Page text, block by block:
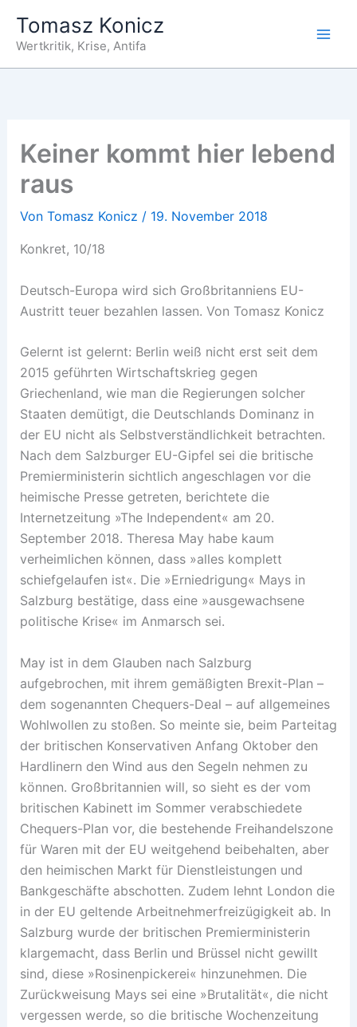
Inhalt
springen
Tomasz Konicz
Wertkritik, Krise, Antifa
Keiner kommt hier lebend
raus
Von Tomasz Konicz / 19. November 2018
Konkret, 10/18
Deutsch-Europa wird sich Großbritanniens EU-
Austritt teuer bezahlen lassen. Von Tomasz Konicz
Gelernt ist gelernt: Berlin weiß nicht erst seit dem
2015 geführten Wirtschaftskrieg gegen
Griechenland, wie man die Regierungen solcher
Staaten demütigt, die Deutschlands Dominanz in
der EU nicht als Selbstverständlichkeit betrachten.
Nach dem Salzburger EU-Gipfel sei die britische
Premierministerin sichtlich angeschlagen vor die
heimische Presse getreten, berichtete die
Internetzeitung »The Independent« am 20.
September 2018. Theresa May habe kaum
verheimlichen können, dass »alles komplett
schiefgelaufen ist«. Die »Erniedrigung« Mays in
Salzburg bestätige, dass eine »ausgewachsene
politische Krise« im Anmarsch sei.
May ist in dem Glauben nach Salzburg
aufgebrochen, mit ihrem gemäßigten Brexit-Plan –
dem sogenannten Chequers-Deal – auf allgemeines
Wohlwollen zu stoßen. So meinte sie, beim Parteitag
der britischen Konservativen Anfang Oktober den
Hardlinern den Wind aus den Segeln nehmen zu
können. Großbritannien will, so sieht es der vom
britischen Kabinett im Sommer verabschiedete
Chequers-Plan vor, die bestehende Freihandelszone
für Waren mit der EU weitgehend beibehalten, aber
den heimischen Markt für Dienstleistungen und
Bankgeschäfte abschotten. Zudem lehnt London die
in der EU geltende Arbeitnehmerfreizügigkeit ab. In
Salzburg wurde der britischen Premierministerin
klargemacht, dass Berlin und Brüssel nicht gewillt
sind, diese »Rosinenpickerei« hinzunehmen. Die
Zurückweisung Mays sei eine »Brutalität«, die nicht
vergessen werde, so die britische Wochenzeitung